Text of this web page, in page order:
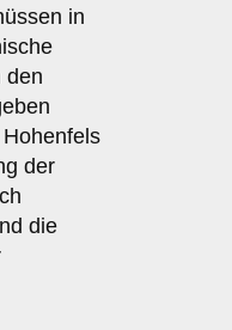
in
den
der
die